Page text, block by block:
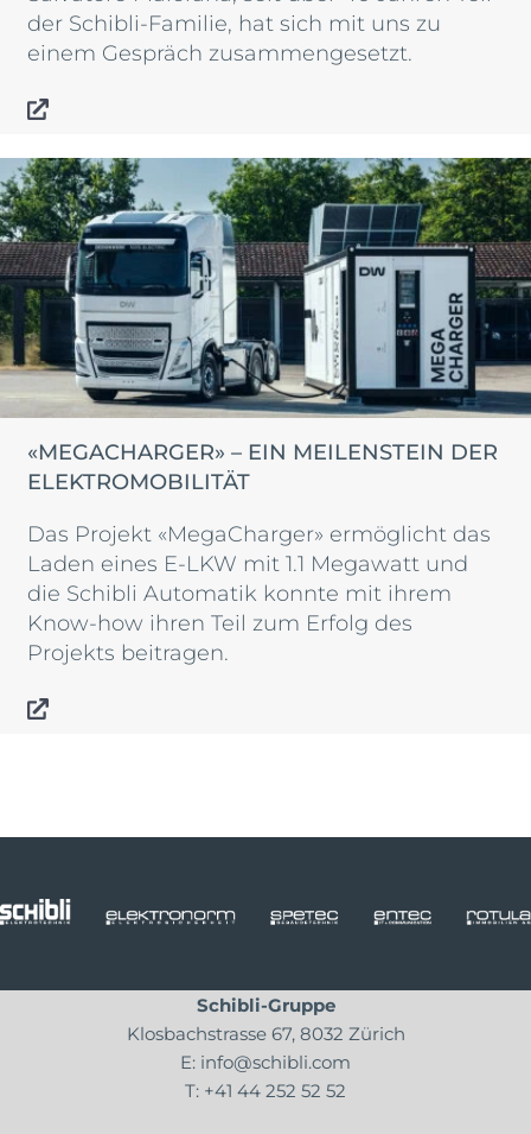
der Schibli-Familie, hat sich mit uns zu
einem Gespräch zusammengesetzt.
«MEGACHARGER» – EIN MEILENSTEIN DER
ELEKTROMOBILITÄT
Das Projekt «MegaCharger» ermöglicht das
Laden eines E-LKW mit 1.1 Megawatt und
die Schibli Automatik konnte mit ihrem
Know-how ihren Teil zum Erfolg des
Projekts beitragen.
Schibli-Gruppe
Klosbachstrasse 67, 8032 Zürich
E: info@schibli.com
T: +41 44 252 52 52